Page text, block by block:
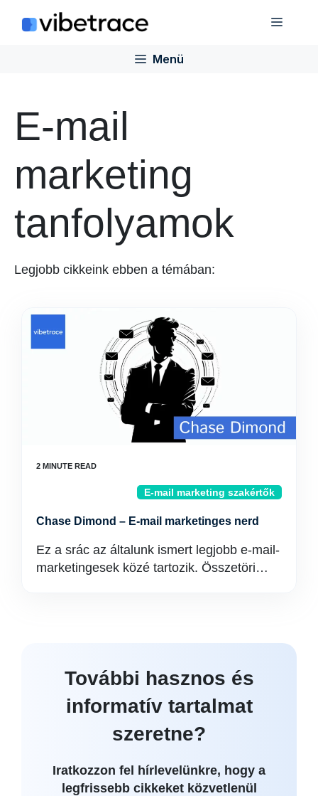
Menü
Menü
E-mail
marketing
tanfolyamok
Legjobb cikkeink ebben a témában:
E-mail marketing szakértők
Chase Dimond – E-mail marketinges nerd
Ez a srác az általunk ismert legjobb e-mail-
marketingesek közé tartozik. Összetöri…
További hasznos és
informatív tartalmat
szeretne?
Iratkozzon fel hírlevelünkre, hogy a
legfrissebb cikkeket közvetlenül